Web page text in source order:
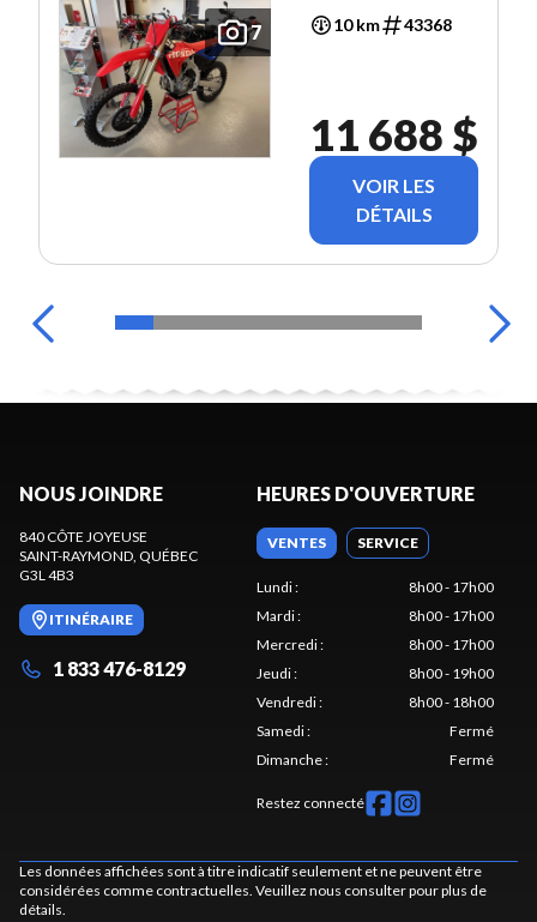
7 10 km 43368
11 688 $
VOIR LES
DÉTAILS
NOUS JOINDRE
840 CÔTE JOYEUSE
SAINT-RAYMOND, QUÉBEC
G3L 4B3
ITINÉRAIRE
1 833 476-8129
HEURES D'OUVERTURE
VENTES SERVICE
Lundi:
8h00 - 17h00
Mardi:
8h00 - 17h00
Mercredi:
8h00 - 17h00
Jeudi:
8h00 - 19h00
Vendredi:
8h00 - 18h00
Samedi:
Fermé
Dimanche: Fermé
Restez connecté
Les données affichées sont à titre indicatif seulement et ne peuvent être
considérées comme contractuelles. Veuillez nous consulter pour plus de
détails.